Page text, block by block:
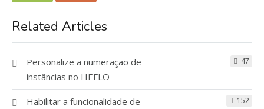
Related Articles
Personalize a numeração de
instâncias no HEFLO
47
Habilitar a funcionalidade de
152